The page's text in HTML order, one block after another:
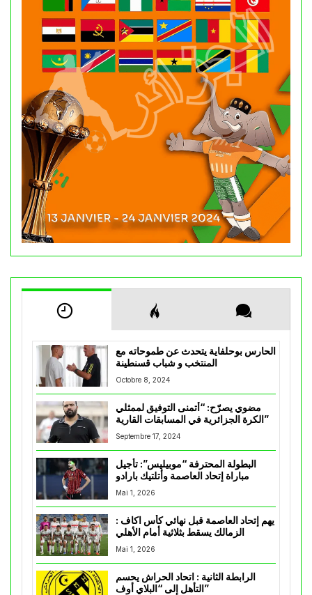
الحارس بوحلفاية يتحدث عن طموحاته مع
المنتخب و شباب قسنطينة
Octobre 8, 2024
مضوي يصرّح: “أتمنى التوفيق لممثلي
الكرة الجزائرية في المسابقات القارية”
Septembre 17, 2024
البطولة المحترفة “موبيليس”: تأجيل
مباراة إتحاد العاصمة وأتلتيك بارادو
Mai 1, 2026
يهم إتحاد العاصمة قبل نهائي كأس اكاف :
Mai 1, 2026
الرابطة الثانية : اتحاد الحراش يحسم
التأهل إلى “البلاي أوف”